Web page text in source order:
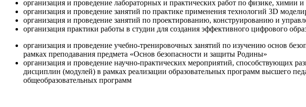
организация и проведение лабораторных и практических работ по физике, химии
организация и проведение занятий по практике применения технологий 3D
организация и проведение занятий по проектированию, конструированию и
организация практики работы в студии для создания эффективного цифрового
организация и проведение учебно-тренировочных занятий по изучению основ
рамках преподавания предмета «Основ безопасности и защиты Родины»
организация и проведение научно-практических мероприятий, способствующих
дисциплин (модулей) в рамках реализации образовательных программ высшего
общеобразовательных программ